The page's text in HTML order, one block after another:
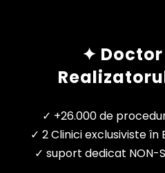
✦
✓ +26.000 de
✓ 2 Clinici exclusiviste
✓ suport dedicat NON-